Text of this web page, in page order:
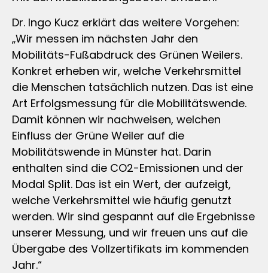
Dr. Ingo Kucz erklärt das weitere Vorgehen:
„Wir messen im nächsten Jahr den
Mobilitäts-Fußabdruck des Grünen Weilers.
Konkret erheben wir, welche Verkehrsmittel
die Menschen tatsächlich nutzen. Das ist eine
Art Erfolgsmessung für die Mobilitätswende.
Damit können wir nachweisen, welchen
Einfluss der Grüne Weiler auf die
Mobilitätswende in Münster hat. Darin
enthalten sind die CO2-Emissionen und der
Modal Split. Das ist ein Wert, der aufzeigt,
welche Verkehrsmittel wie häufig genutzt
werden. Wir sind gespannt auf die Ergebnisse
unserer Messung, und wir freuen uns auf die
Übergabe des Vollzertifikats im kommenden
Jahr.“